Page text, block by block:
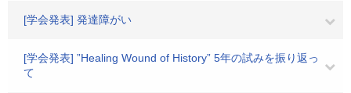
[学会発表] 発達障がい
[学会発表] ”Healing Wound of History” 5年の試みを振り返っ
て